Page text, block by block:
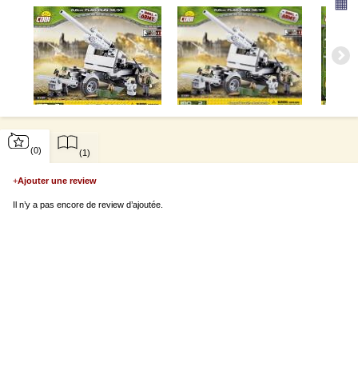
(0)
+Ajouter une review
Il n’y a pas encore de review d’ajoutée.
(1)